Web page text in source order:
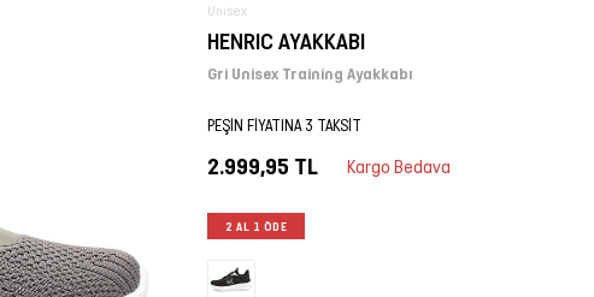
Unisex
HENRIC AYAKKABI
Gri Unisex Training Ayakkabı
PEŞİN FİYATINA 3 TAKSİT
2.999,95 TL Kargo Bedava
2 AL 1 ÖDE